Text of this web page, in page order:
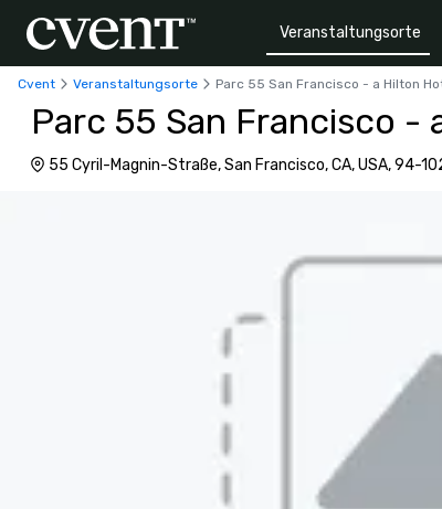
Veranstaltungsorte
Cvent Veranstaltungsorte Parc 55 San Francisco - a Hilton
Parc 55 San Francisco -
55 Cyril-Magnin-Straße, San Francisco, CA, USA, 94-